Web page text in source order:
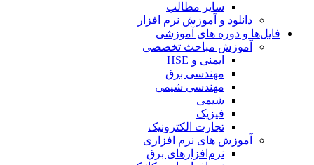
سایر مطالب
دانلود و آموزش نرم افزار
فایل‌ها و دوره های آموزشی
آموزش مباحث تخصصی
ایمنی و HSE
مهندسی برق
مهندسی شیمی
شیمی
فیزیک
تجارت الکترونیک
آموزش های نرم افزاری
نرم‌افزارهای برق